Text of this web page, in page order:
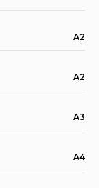
A2
A2
A3
A4